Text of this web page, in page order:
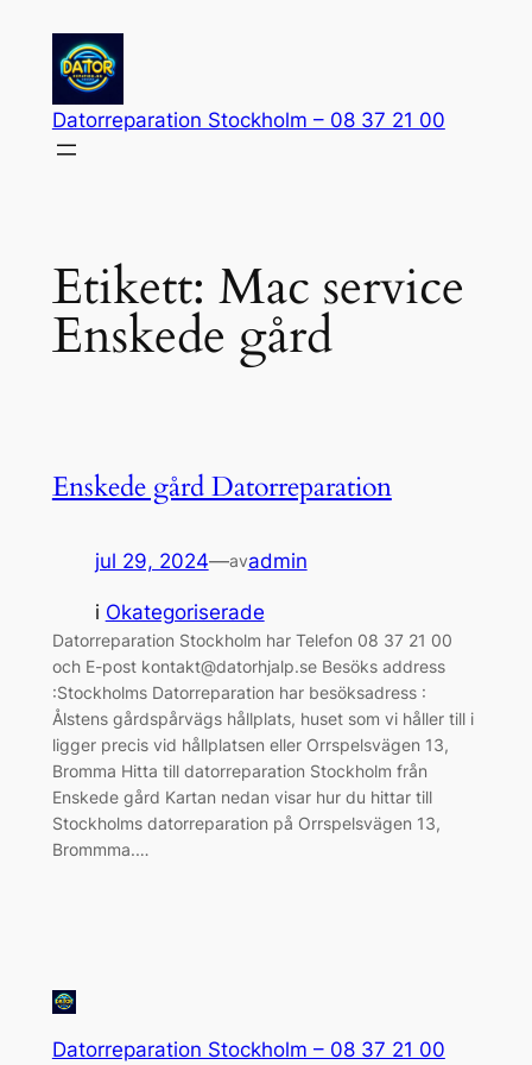
innehåll
Datorreparation Stockholm – 08 37 21 00
Etikett: Mac service
Enskede gård
Enskede gård Datorreparation
jul 29, 2024—avadmin
i Okategoriserade
Datorreparation Stockholm har Telefon 08 37 21 00
och E-post kontakt@datorhjalp.se Besöks address
:Stockholms Datorreparation har besöksadress :
Ålstens gårdspårvägs hållplats, huset som vi håller till i
ligger precis vid hållplatsen eller Orrspelsvägen 13,
Bromma Hitta till datorreparation Stockholm från
Enskede gård Kartan nedan visar hur du hittar till
Stockholms datorreparation på Orrspelsvägen 13,
Brommma.…
Datorreparation Stockholm – 08 37 21 00